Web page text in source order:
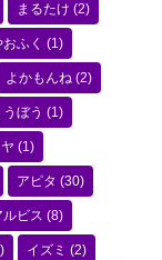
まるたけ (2)
ふく (1)
よかもんね (2)
うぼう (1)
(1)
アピタ (30)
ルビス (8)
イズミ (2)